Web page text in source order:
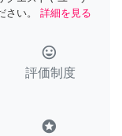
い。
詳細を見る
tag_faces
評価制度
stars